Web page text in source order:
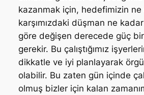
kazanmak için, hedefimizin ne
karşımızdaki düşman ne
göre değişen derecede güç
gerekir. Bu çalıştığımız
dikkatle ve iyi planlayarak
olabilir. Bu zaten gün içinde
olmuş bizler için kalan